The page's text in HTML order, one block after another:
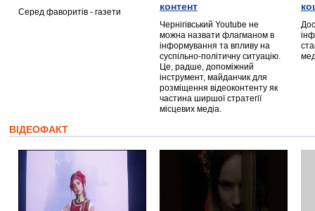
Серед фаворитів - газети
контент
Чернігівський Youtube не
можна назвати флагманом в
інформування та впливу на
суспільно-політичну ситуацію.
Це, радше, допоміжний
інструмент, майданчик для
розміщення відеоконтенту як
частина ширшої стратегії
місцевих медіа.
ВІДЕОФАКТ